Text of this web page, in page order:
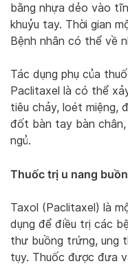
bằng nhựa dẻo vào
khuỷu tay. Thời gian
Bệnh nhân có thể về
Tác dụng phụ của
Paclitaxel là có thể
tiêu chảy, loét miệng,
đốt bàn tay bàn
ngủ.
Thuốc trị u nang
Taxol (Paclitaxel) là
dụng để điều trị các
thư buồng trứng, ung
tụy. Thuốc được đưa